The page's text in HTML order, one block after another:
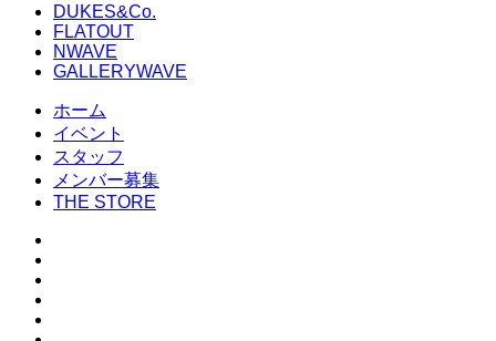
DUKES&Co.
FLATOUT
NWAVE
GALLERYWAVE
ホーム
イベント
スタッフ
メンバー募集
THE STORE